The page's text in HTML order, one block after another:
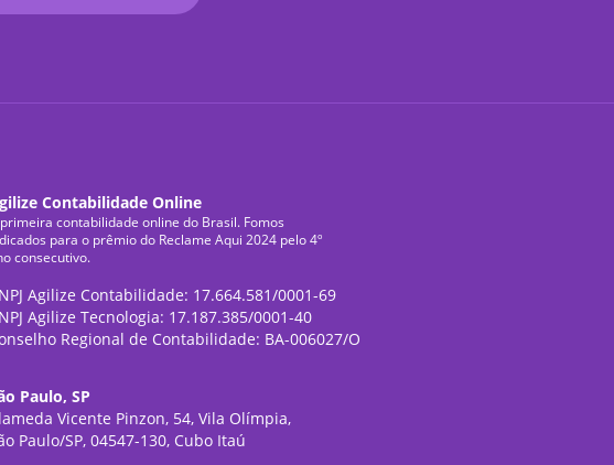
Contabilidade Online
contabilidade online do Brasil. Fomos
para o prêmio do Reclame Aqui 2024 pelo 4º
consecutivo.
Agilize Contabilidade: 17.664.581/0001-69
Agilize Tecnologia: 17.187.385/0001-40
Regional de Contabilidade: BA-006027/O
Paulo, SP
Vicente Pinzon, 54, Vila Olímpia,
Paulo/SP, 04547-130, Cubo Itaú